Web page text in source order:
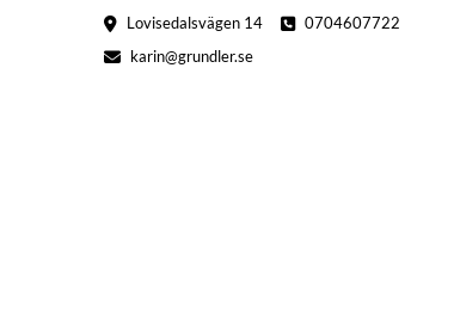
Lovisedalsvägen 14
0704607722
karin@grundler.se